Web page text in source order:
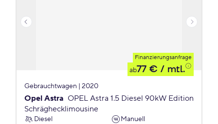
Finanzierungsanfrage
ab77 € / mtl.
Gebrauchtwagen | 2020
Opel Astra OPEL Astra 1.5 Diesel 90kW Edition
Schräghecklimousine
Diesel
Manuell